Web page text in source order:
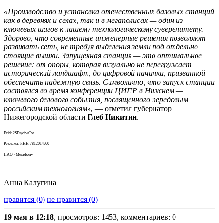
«Производство и установка отечественных базовых станций
как в деревнях и селах, так и в мегаполисах — один из
ключевых шагов к нашему технологическому суверенитету.
Здорово, что современные инженерные решения позволяют
развивать сеть, не требуя выделения земли под отдельно
стоящие вышки. Запущенная станция — это оптимальное
решение: от опоры, которая визуально не перегружает
исторический ландшафт, до цифровой начинки, призванной
обеспечить надежную связь. Символично, что запуск станции
состоялся во время конференции ЦИПР в Нижнем —
ключевого делового события, посвященного передовым
российским технологиям», — отметил губернатор
Нижегородской области Глеб Никитин.
Erid: 2SDnjciwCot
Реклама. ИНН 7812014560
ПАО «Мегафон»
Анна Калугина
нравится (0) не нравится (0)
19 мая в 12:18, просмотров: 1453, комментариев: 0